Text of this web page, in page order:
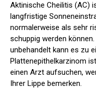
Aktinische Cheilitis (AC)
langfristige
normalerweise als sehr
schuppig werden
unbehandelt kann es zu
Plattenepithelkarzinom
einen Arzt aufsuchen,
Ihrer Lippe bemerken.